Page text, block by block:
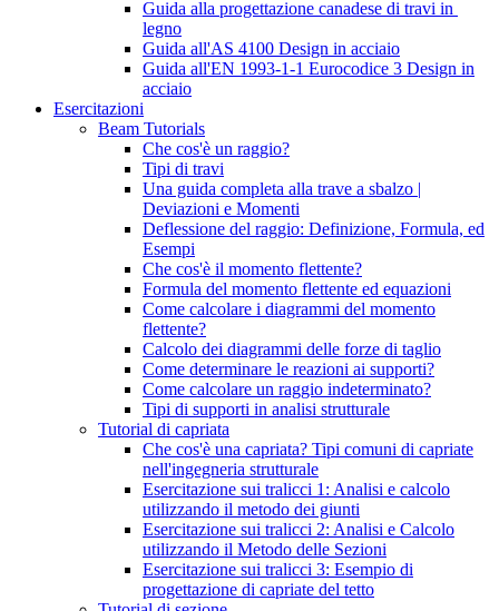
Guida alla progettazione canadese di travi in ​​
legno
Guida all'AS 4100 Design in acciaio
Guida all'EN 1993-1-1 Eurocodice 3 Design in
acciaio
Esercitazioni
Beam Tutorials
Che cos'è un raggio?
Tipi di travi
Una guida completa alla trave a sbalzo |
Deviazioni e Momenti
Deflessione del raggio: Definizione, Formula, ed
Esempi
Che cos'è il momento flettente?
Formula del momento flettente ed equazioni
Come calcolare i diagrammi del momento
flettente?
Calcolo dei diagrammi delle forze di taglio
Come determinare le reazioni ai supporti?
Come calcolare un raggio indeterminato?
Tipi di supporti in analisi strutturale
Tutorial di capriata
Che cos'è una capriata? Tipi comuni di capriate
nell'ingegneria strutturale
Esercitazione sui tralicci 1: Analisi e calcolo
utilizzando il metodo dei giunti
Esercitazione sui tralicci 2: Analisi e Calcolo
utilizzando il Metodo delle Sezioni
Esercitazione sui tralicci 3: Esempio di
progettazione di capriate del tetto